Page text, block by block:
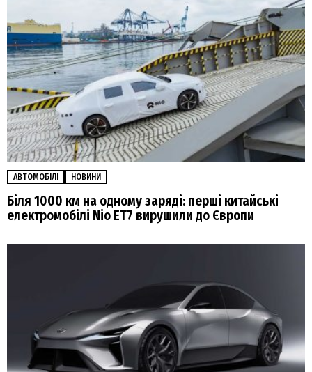
АВТОМОБІЛІ НОВИНИ
Біля 1000 км на одному заряді: перші китайські
електромобілі Nio ET7 вирушили до Європи